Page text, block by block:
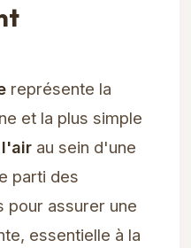
représente la
et la plus simple
l'air au sein d'une
parti des
pour assurer une
essentielle à la